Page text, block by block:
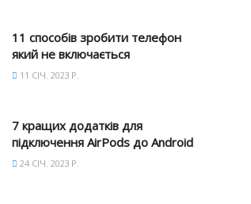
11 способів зробити телефон
який не включається
11 СІЧ. 2023 Р.
7 кращих додатків для
підключення AirPods до Android
24 СІЧ. 2023 Р.